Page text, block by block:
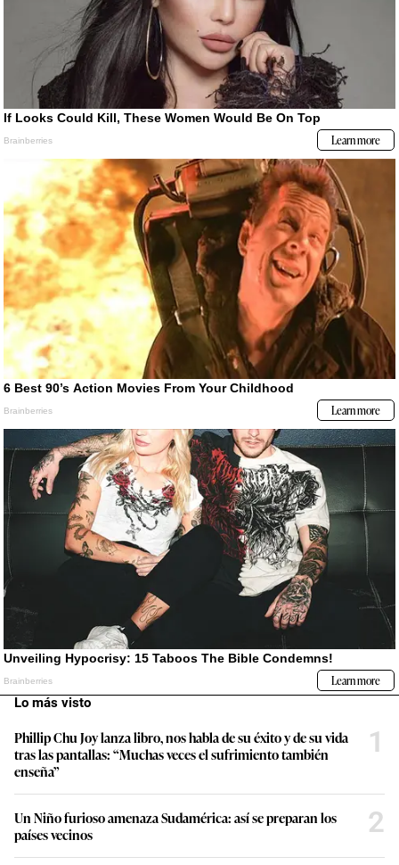
Lo más visto
Phillip Chu Joy lanza libro, nos habla de su éxito y de su vida
tras las pantallas: “Muchas veces el sufrimiento también
enseña”
1
Un Niño furioso amenaza Sudamérica: así se preparan los
países vecinos
2